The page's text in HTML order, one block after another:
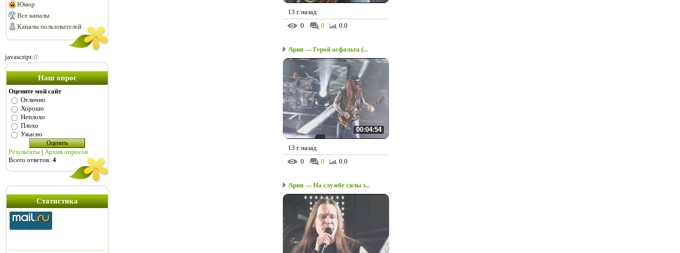
Юмор
Все каналы
Каналы пользователей
javascript://
Наш опрос
Оцените мой сайт
Отлично
Хорошо
Неплохо
Плохо
Ужасно
Результаты | Архив опросов
Всего ответов: 4
Статистика
13 г. назад
0
0 0.0
Ария — Герой асфальта (...
00:04:54
13 г. назад
0
0 0.0
Ария — На службе силы з...